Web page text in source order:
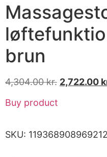
brun
4,304.00kr. 2,722.00
Buy product
SKU: